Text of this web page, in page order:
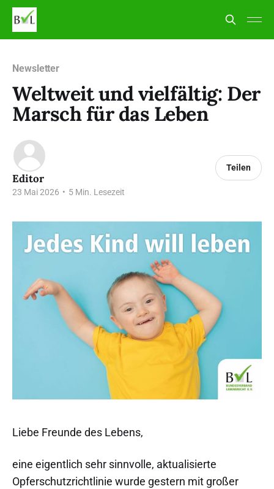
Newsletter
Weltweit und vielfältig: Der
Marsch für das Leben
Editor
23 Mai 2026 • 5 Min. Lesezeit
Teilen
Liebe Freunde des Lebens,
eine eigentlich sehr sinnvolle, aktualisierte
Opferschutzrichtlinie wurde gestern mit großer